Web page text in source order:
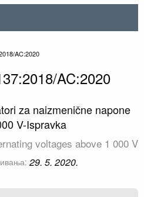
AC:2020
AC:2020
za naizmenične napone
V-Ispravka
voltages above 1 000 V
29. 5. 2020.